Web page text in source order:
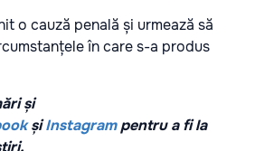
o cauză penală și urmează să
în care s-a produs
și
șiInstagrampentru a fi la